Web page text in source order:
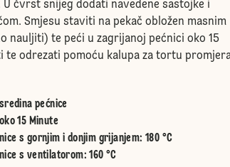
U čvrst snijeg dodati navedene sastojke i
Smjesu staviti na pekač obložen masnim
nauljiti) te peći u zagrijanoj pećnici oko 15
te odrezati pomoću kalupa za tortu
sredina pećnice
15 Minute
s gornjim i donjim grijanjem: 180 °C
s ventilatorom: 160 °C